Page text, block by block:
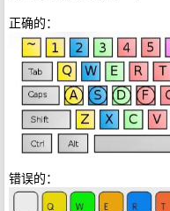
正确的：
错误的：